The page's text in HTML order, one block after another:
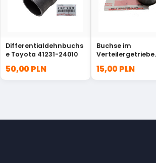
Differentialdehnbuchs
e Toyota 41231-24010
50,00 PLN
Buchse im
Verteilergetriebe
80050
15,00 PLN